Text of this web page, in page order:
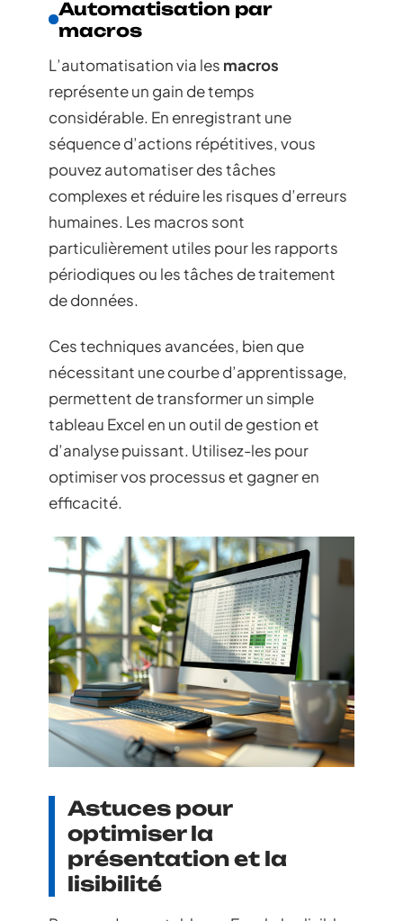
Automatisation par
macros
L’automatisation via les macros
représente un gain de temps
considérable. En enregistrant une
séquence d’actions répétitives, vous
pouvez automatiser des tâches
complexes et réduire les risques d’erreurs
humaines. Les macros sont
particulièrement utiles pour les rapports
périodiques ou les tâches de traitement
de données.
Ces techniques avancées, bien que
nécessitant une courbe d’apprentissage,
permettent de transformer un simple
tableau Excel en un outil de gestion et
d’analyse puissant. Utilisez-les pour
optimiser vos processus et gagner en
efficacité.
Astuces pour
optimiser la
présentation et la
lisibilité